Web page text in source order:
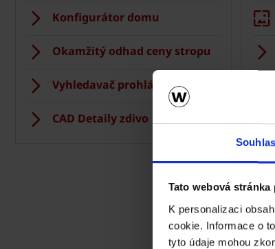
Souhlas
Tato webová
K personalizaci
cookie. Informace o
tyto údaje mohou
Konfigurátor domu
Okamžitý odhad ceny stropu
Vyhledavač prohlášení DoP
CAD Detaily zdivo